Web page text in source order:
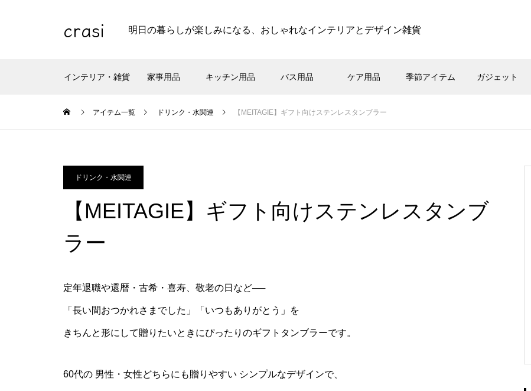
crasi 明日の暮らしが楽しみになる、おしゃれなインテリアとデザイン雑貨
インテリア・雑貨 家事用品 キッチン用品 バス用品 ケア用品 季節アイテム ガジェット
アイテム一覧 ドリンク・水関連 【MEITAGIE】ギフト向けステンレスタンブラー
ドリンク・水関連
【MEITAGIE】ギフト向けステンレスタンブ
ラー
定年退職や還暦・古希・喜寿、敬老の日など──
「長い間おつかれさまでした」「いつもありがとう」を
きちんと形にして贈りたいときにぴったりのギフトタンブラーです。
60代の 男性・女性どちらにも贈りやすい シンプルなデザインで、